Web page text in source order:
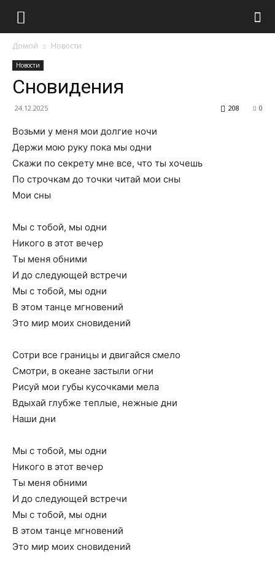
Домой Новости
Новости
Сновидения
24.12.2025 0
208
Возьми у меня мои долгие ночи
Держи мою руку пока мы одни
Скажи по секрету мне все, что ты хочешь
По строчкам до точки читай мои сны
Мои сны
Мы с тобой, мы одни
Никого в этот вечер
Ты меня обними
И до следующей встречи
Мы с тобой, мы одни
В этом танце мгновений
Это мир моих сновидений
Сотри все границы и двигайся смело
Смотри, в океане застыли огни
Рисуй мои губы кусочками мела
Вдыхай глубже теплые, нежные дни
Наши дни
Мы с тобой, мы одни
Никого в этот вечер
Ты меня обними
И до следующей встречи
Мы с тобой, мы одни
В этом танце мгновений
Это мир моих сновидений